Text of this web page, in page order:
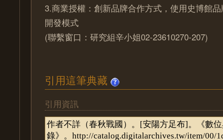
3.商業授權：創新品牌合作方式，使用史博館
開發模式
(聯繫窗口：研究組辛小姐02-23610270-207)
引用這筆典藏
引用資訊